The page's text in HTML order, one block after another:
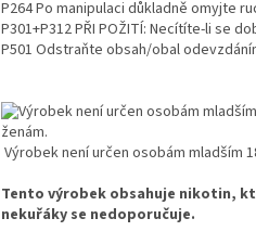
P264 Po manipulaci důkladně omyjte
P301+P312 PŘI POŽITÍ: Necítíte-li se
P501 Odstraňte obsah/obal
Výrobek není určen osobám mladším
Tento výrobek obsahuje nikotin,
nekuřáky se nedoporučuje.